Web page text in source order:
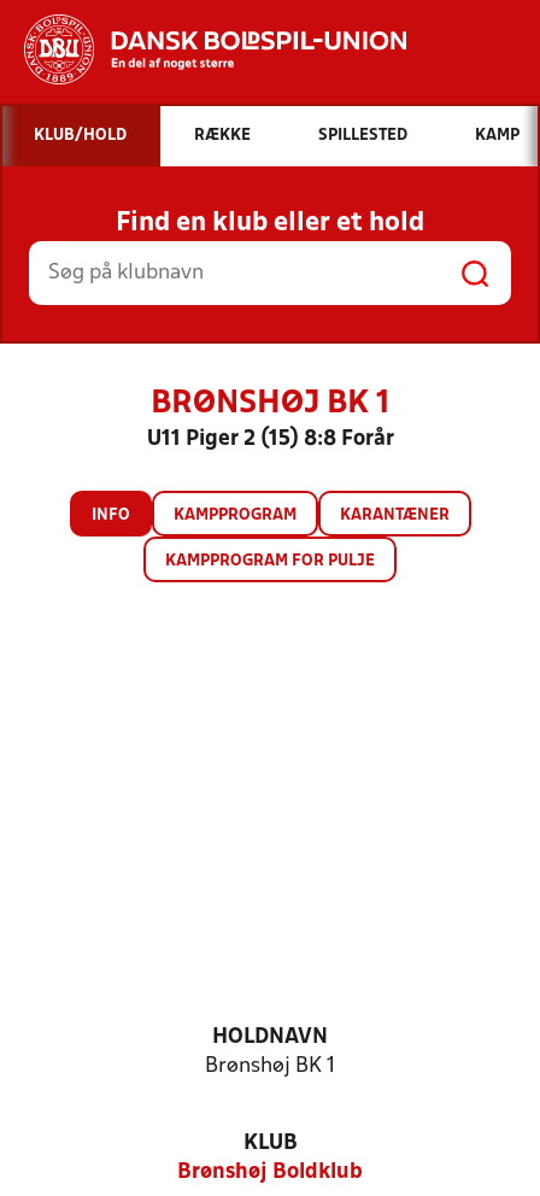
Hvad vil du søge efter?
INDHOLD OG NYHEDER
STILLINGER, RESULTATER, KLUBBER OG
HOLD
KLUB/HOLD RÆKKE SPILLESTED KAMP
Find en klub eller et hold
BRØNSHØJ BK 1
U11 Piger 2 (15) 8:8 Forår
INFO KAMPPROGRAM KARANTÆNER
KAMPPROGRAM FOR PULJE
HOLDNAVN
Brønshøj BK 1
KLUB
Brønshøj Boldklub